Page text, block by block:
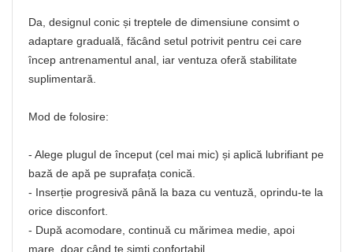
Da, designul conic și treptele de dimensiune consimt o
adaptare graduală, făcând setul potrivit pentru cei care
încep antrenamentul anal, iar ventuza oferă stabilitate
suplimentară.
Mod de folosire:
- Alege plugul de început (cel mai mic) și aplică lubrifiant pe
bază de apă pe suprafața conică.
- Inserție progresivă până la baza cu ventuză, oprindu-te la
orice disconfort.
- După acomodare, continuă cu mărimea medie, apoi
mare, doar când te simți confortabil.